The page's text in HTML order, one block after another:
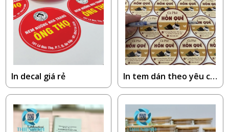
In decal giá rẻ
In tem dán theo yêu cầ
u